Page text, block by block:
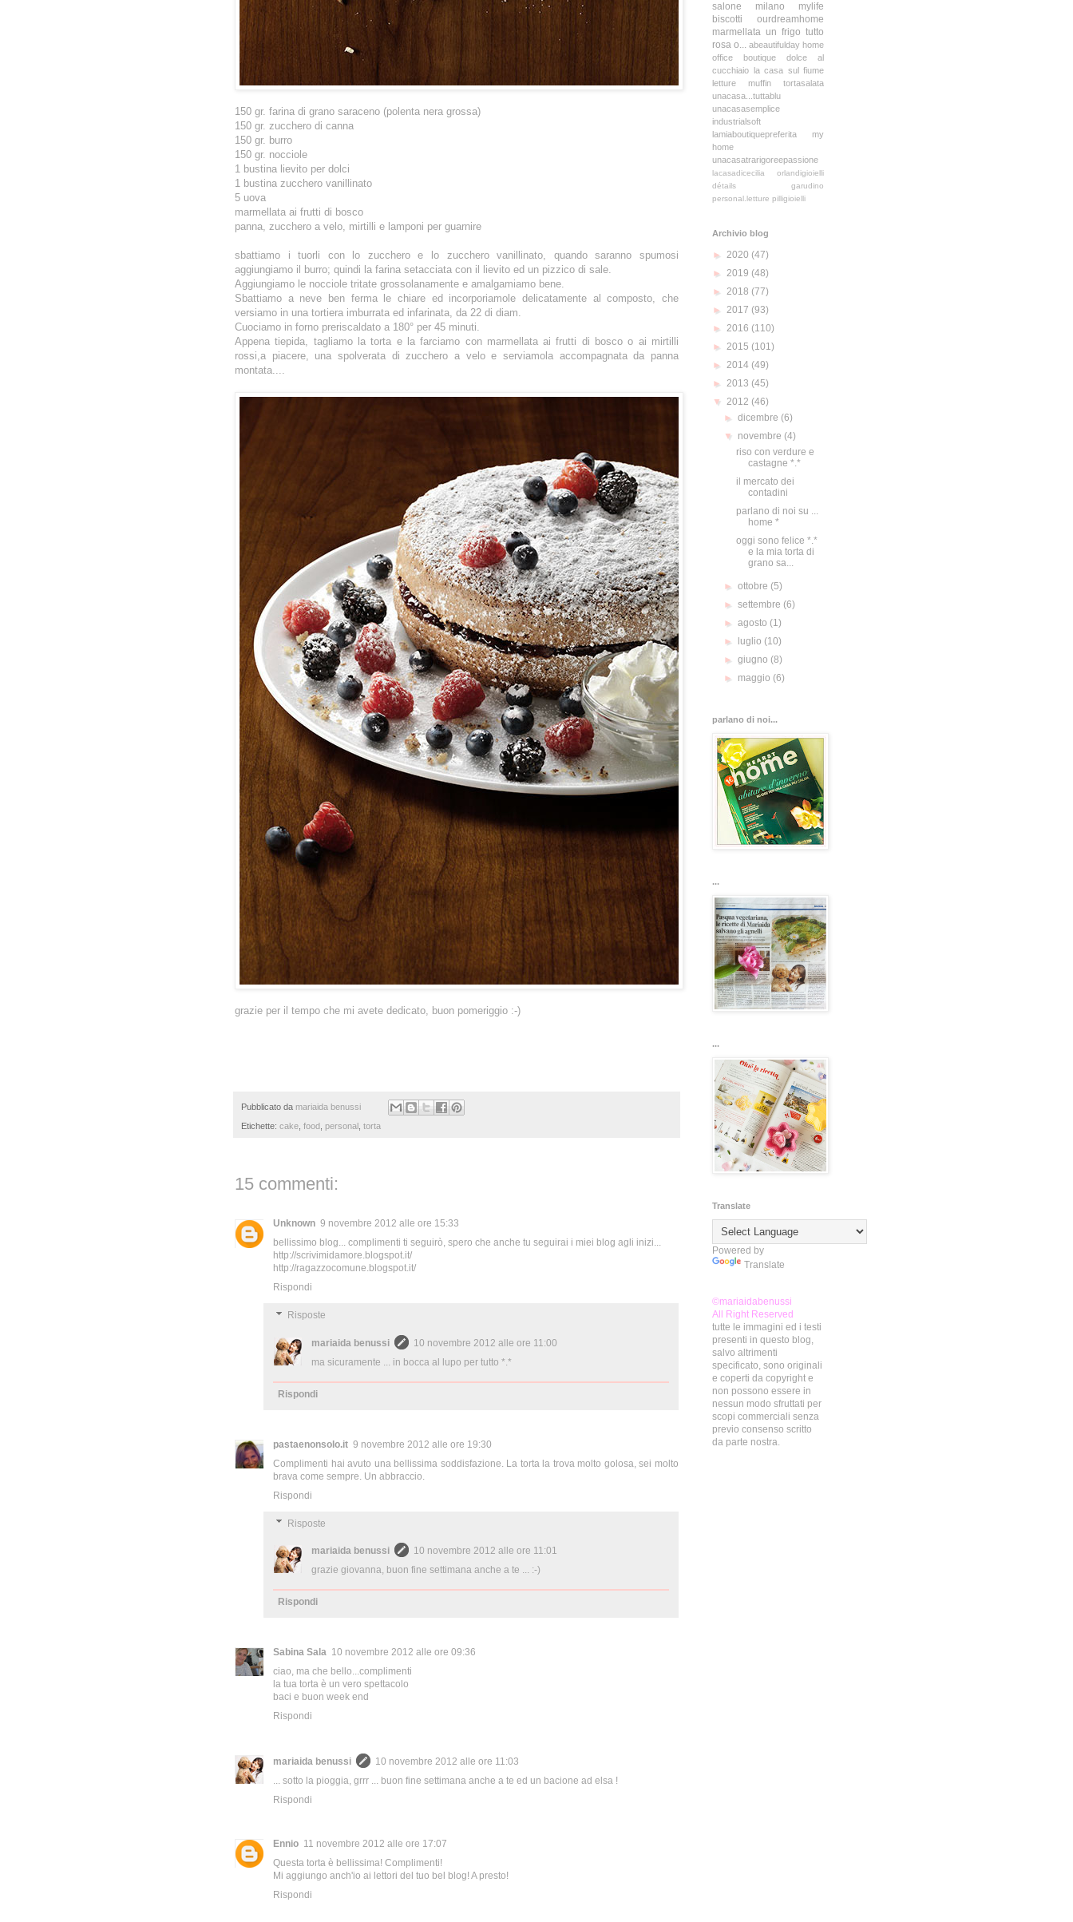
150 gr. farina di grano saraceno (polenta nera grossa)
150 gr. zucchero di canna
150 gr. burro
150 gr. nocciole
1 bustina lievito per dolci
1 bustina zucchero vanillinato
5 uova
marmellata ai frutti di bosco
panna, zucchero a velo, mirtilli e lamponi per guarnire
sbattiamo i tuorli con lo zucchero e lo zucchero vanillinato, quando saranno spumosi
aggiungiamo il burro; quindi la farina setacciata con il lievito ed un pizzico di sale.
Aggiungiamo le nocciole tritate grossolanamente e amalgamiamo bene.
Sbattiamo a neve ben ferma le chiare ed incorporiamole delicatamente al composto, che
versiamo in una tortiera imburrata ed infarinata, da 22 di diam.
Cuociamo in forno preriscaldato a 180° per 45 minuti.
Appena tiepida, tagliamo la torta e la farciamo con marmellata ai frutti di bosco o ai mirtilli
rossi,a piacere, una spolverata di zucchero a velo e serviamola accompagnata da panna
montata....
grazie per il tempo che mi avete dedicato, buon pomeriggio :-)
Pubblicato da mariaida benussi
Etichette: cake, food , personal , torta
15 commenti:
Unknown 9 novembre 2012 alle ore 15:33
bellissimo blog... complimenti ti seguirò, spero che anche tu seguirai i miei blog agli inizi...
http://scrivimidamore.blogspot.it/
http://ragazzocomune.blogspot.it/
Rispondi
Risposte
mariaida benussi
10 novembre 2012 alle ore 11:00
ma sicuramente ... in bocca al lupo per tutto *.*
Rispondi
pastaenonsolo.it 9 novembre 2012 alle ore 19:30
Complimenti hai avuto una bellissima soddisfazione. La torta la trova molto golosa, sei molto
brava come sempre. Un abbraccio.
Rispondi
Risposte
mariaida benussi
10 novembre 2012 alle ore 11:01
grazie giovanna, buon fine settimana anche a te ... :-)
Rispondi
Sabina Sala 10 novembre 2012 alle ore 09:36
ciao, ma che bello...complimenti
la tua torta è un vero spettacolo
baci e buon week end
Rispondi
mariaida benussi
10 novembre 2012 alle ore 11:03
... sotto la pioggia, grrr ... buon fine settimana anche a te ed un bacione ad elsa !
Rispondi
Ennio 11 novembre 2012 alle ore 17:07
Questa torta è bellissima! Complimenti!
Mi aggiungo anch'io ai lettori del tuo bel blog! A presto!
Rispondi
salone milano
mylife
biscotti
ourdreamhome
marmellata un frigo tutto
rosa o... abeautifulday home
office
boutique
dolce al
cucchiaio la casa sul fiume
letture
muffin
tortasalata
unacasa...tuttablu
unacasasemplice
industrialsoft
lamiaboutiquepreferita
my
home
unacasatrarigoreepassione
lacasadicecilia
orlandigioielli
détails
garudino
personal.letture pilligioielli
Archivio blog
► 2020 (47)
► 2019 (48)
► 2018 (77)
► 2017 (93)
► 2016 (110)
► 2015 (101)
► 2014 (49)
► 2013 (45)
▼ 2012 (46)
►dicembre (6)
▼ novembre (4)
riso con verdure e
castagne *.*
il mercato dei
contadini
parlano di noi su ...
home *
oggi sono felice *.*
e la mia torta di
grano sa...
►ottobre (5)
►settembre (6)
►agosto (1)
►
luglio (10)
►giugno (8)
► maggio (6)
parlano di noi...
...
...
Translate
Powered by
Translate
©mariaidabenussi
All Right Reserved
tutte le immagini ed i testi
presenti in questo blog,
salvo altrimenti
specificato, sono originali
e coperti da copyright e
non possono essere in
nessun modo sfruttati per
scopi commerciali senza
previo consenso scritto
da parte nostra.